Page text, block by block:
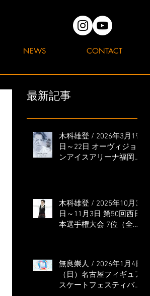
NEWS CONTACT
最新記事
木科雄登 / 2026年3月19
日～22日 オーヴィジョ
ンアイスアリーナ福岡
木科雄登 / 2025年10月31
日～11月3日 第50回西日
本選手権大会 7位（全日
無良崇人 / 2026年1月4日
（日）名古屋フィギュア
スケートフェスティバル